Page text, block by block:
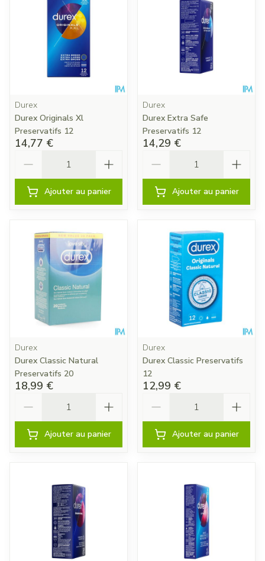
Durex
Durex Originals Xl
Preservatifs 12
14,77 €
Ajouter au panier
Durex
Durex Extra Safe
Preservatifs 12
14,29 €
Ajouter au panier
Durex
Durex Classic Natural
Preservatifs 20
18,99 €
Ajouter au panier
Durex
Durex Classic Preservatifs
12
12,99 €
Ajouter au panier